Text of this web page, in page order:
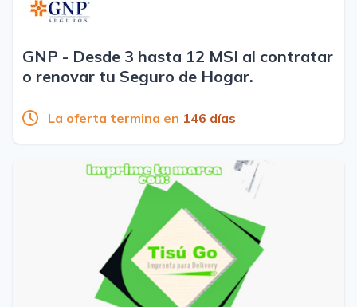
GNP - Desde 3 hasta 12 MSI al contratar
o renovar tu Seguro de Hogar.
La oferta termina en 146 días